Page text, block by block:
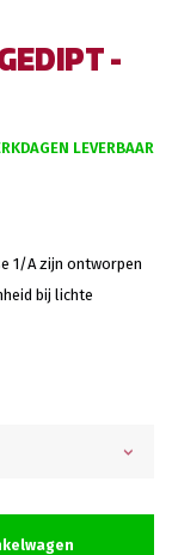
-
LEVERBAAR
1/A zijn ontworpen
bij lichte